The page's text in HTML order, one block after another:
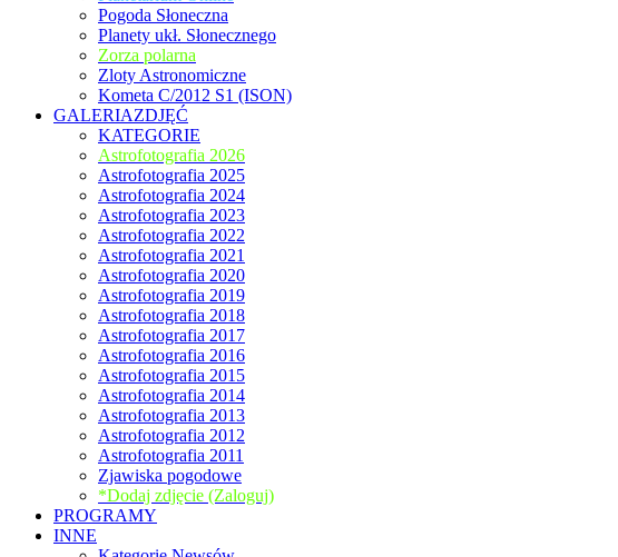
Pogoda Słoneczna
Planety ukł. Słonecznego
Zorza polarna
Zloty Astronomiczne
Kometa C/2012 S1 (ISON)
GALERIAZDJĘĆ
KATEGORIE
Astrofotografia 2026
Astrofotografia 2025
Astrofotografia 2024
Astrofotografia 2023
Astrofotografia 2022
Astrofotografia 2021
Astrofotografia 2020
Astrofotografia 2019
Astrofotografia 2018
Astrofotografia 2017
Astrofotografia 2016
Astrofotografia 2015
Astrofotografia 2014
Astrofotografia 2013
Astrofotografia 2012
Astrofotografia 2011
Zjawiska pogodowe
*Dodaj zdjęcie (Zaloguj)
PROGRAMY
INNE